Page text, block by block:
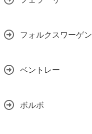
フォルクスワーゲン
ベントレー
ボルボ